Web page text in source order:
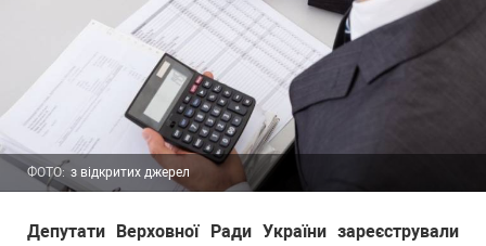
ФОТО: з відкритих джерел
Депутати Верховної Ради України зареєстрували